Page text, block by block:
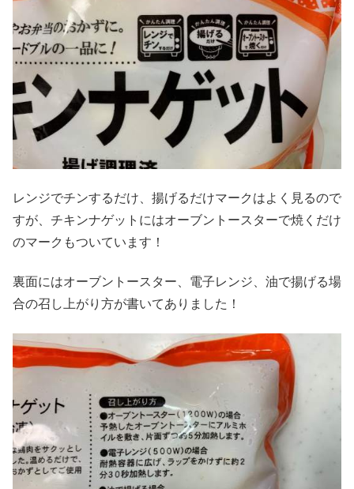
レンジでチンするだけ、揚げるだけマークはよく見るので
すが、チキンナゲットにはオーブントースターで焼くだけ
のマークもついています！
裏面にはオーブントースター、電子レンジ、油で揚げる場
合の召し上がり方が書いてありました！